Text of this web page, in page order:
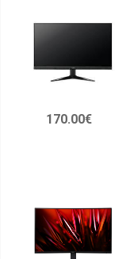
170.00€